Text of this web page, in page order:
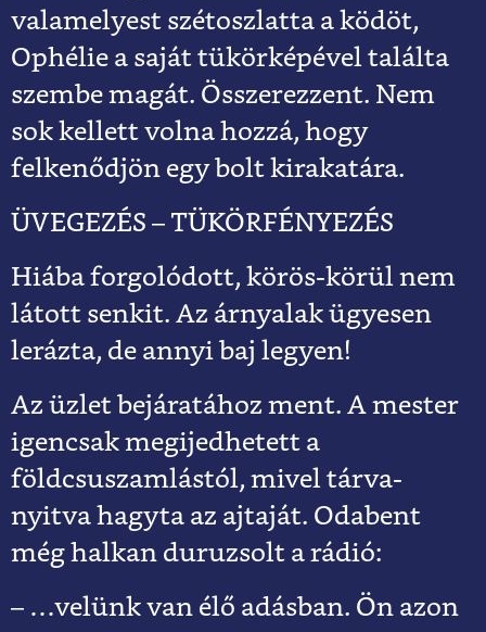
valamelyest szétoszlatta a ködöt,
Ophélie a saját tükörképével találta
szembe magát. Összerezzent. Nem
sok kellett volna hozzá, hogy
felkenődjön egy bolt kirakatára.
ÜVEGEZÉS – TÜKÖRFÉNYEZÉS
Hiába forgolódott, körös-körül nem
látott senkit. Az árnyalak ügyesen
lerázta, de annyi baj legyen!
Az üzlet bejáratához ment. A mester
igencsak megijedhetett a
földcsuszamlástól, mivel tárva-
nyitva hagyta az ajtaját. Odabent
még halkan duruzsolt a rádió:
– …velünk van élő adásban. Ön azon